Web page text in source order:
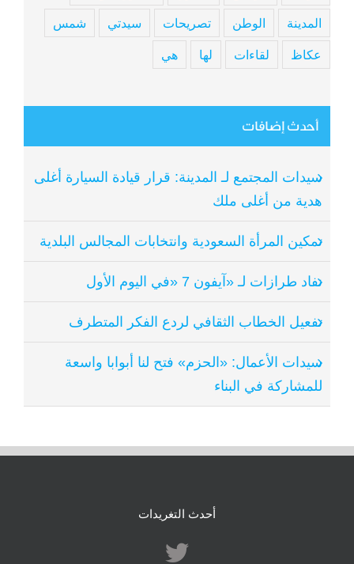
المدينة الوطن تصريحات سيدتي شمس
عكاظ لقاءات لها هي
أحدث إضافات
سيدات المجتمع لـ المدينة: قرار قيادة السيارة أغلى
هدية من أغلى ملك
تمكين المرأة السعودية وانتخابات المجالس البلدية
نفاد طرازات لـ «آيفون 7 «في اليوم الأول
تفعيل الخطاب الثقافي لردع الفكر المتطرف
سيدات الأعمال: «الحزم» فتح لنا أبوابا واسعة
للمشاركة في البناء
أحدث التغريدات